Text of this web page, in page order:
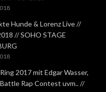
Hunde & Lorenz Live //
// SOHO STAGE
2017 mit Edgar Wasser,
Rap Contest uvm.. //